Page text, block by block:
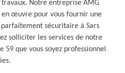
Notre entreprise AMG
œuvre pour vous fournir une
sécuritaire à Sars
solliciter les services de notre
59 que vous soyez professionnel